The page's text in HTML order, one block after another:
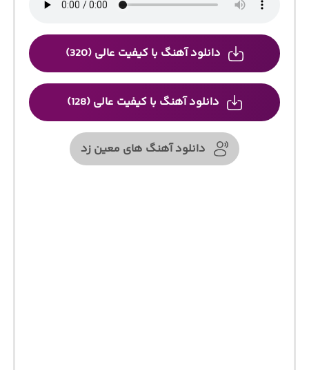
دانلود آهنگ با کیفیت عالی (320)
دانلود آهنگ با کیفیت عالی (128)
دانلود آهنگ های معین زد